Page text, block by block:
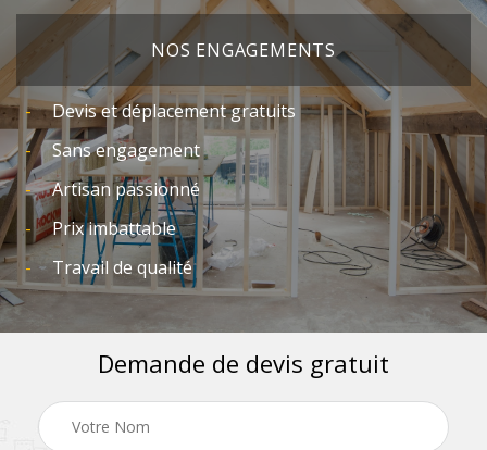
NOS ENGAGEMENTS
Devis et déplacement gratuits
Sans engagement
Artisan passionné
Prix imbattable
Travail de qualité
Demande de devis gratuit